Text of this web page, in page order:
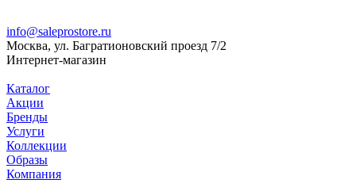
info@saleprostore.ru
Москва, ул. Багратионовский проезд 7/2
Интернет-магазин
Каталог
Акции
Бренды
Услуги
Коллекции
Образы
Компания